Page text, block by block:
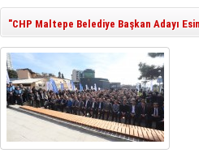
"CHP Maltepe Belediye Başkan Adayı